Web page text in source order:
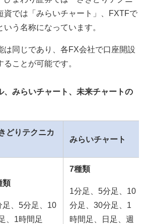
資では「みらいチャート」、FXTFで
う名称になっています。
は同じであり、各FX会社で口座開設
ことが可能です。
、みらいチャート、未来チャートの
どりテクニカ
みらいチャート
類
足、5分足、10
、1時間足
7種類
1分足、5分足、10
分足、30分足、1
時間足、日足、週